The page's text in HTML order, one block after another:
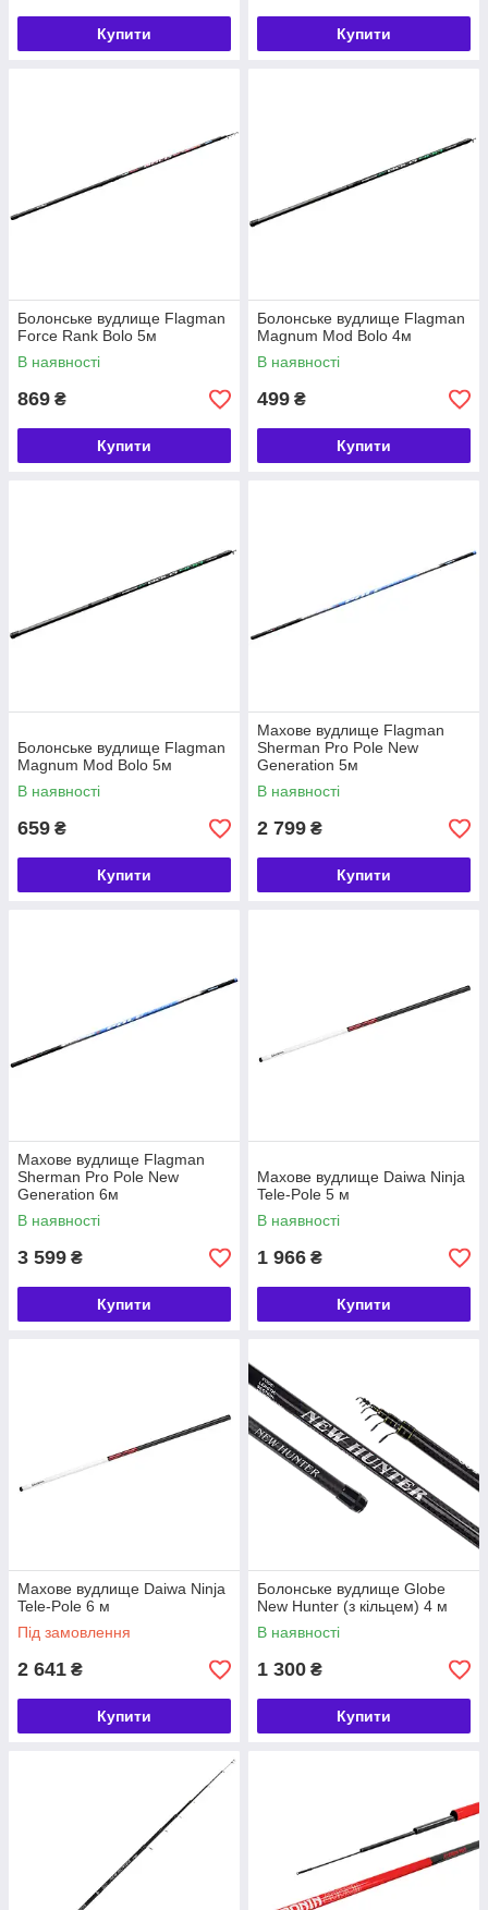
Купити Купити
Болонське вудлище Flagman
Force Rank Bolo 5м
В наявності
869 ₴
Купити
Болонське вудлище Flagman
Magnum Mod Bolo 4м
В наявності
499 ₴
Купити
Болонське вудлище Flagman
Magnum Mod Bolo 5м
В наявності
659 ₴
Купити
Махове вудлище Flagman
Sherman Pro Pole New
Generation 5м
В наявності
2 799 ₴
Купити
Махове вудлище Flagman
Sherman Pro Pole New
Generation 6м
В наявності
3 599 ₴
Купити
Махове вудлище Daiwa Ninja
Tele-Pole 5 м
В наявності
1 966 ₴
Купити
Махове вудлище Daiwa Ninja
Tele-Pole 6 м
Під замовлення
2 641 ₴
Купити
Болонське вудлище Globe
New Hunter (з кільцем) 4 м
В наявності
1 300 ₴
Купити